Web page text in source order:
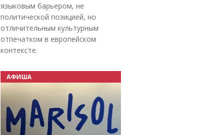
языковым барьером, не
политической позицией, но
отличительным культурным
отпечатком в европейском
контексте.
АФИША